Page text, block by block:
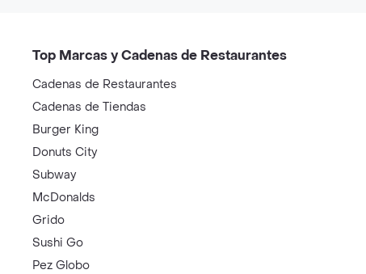
Top Marcas y Cadenas de Restaurantes
Cadenas de Restaurantes
Cadenas de Tiendas
Burger King
Donuts City
Subway
McDonalds
Grido
Sushi Go
Pez Globo